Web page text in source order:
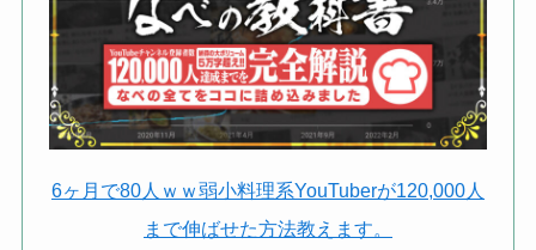
6ヶ月で80人ｗｗ弱小料理系YouTuberが120,000人
まで伸ばせた方法教えます。